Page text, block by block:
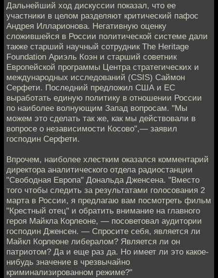
Дальнейший ход дискуссии показал, что ее
участники в целом разделяют критический пафос
Андрея Илларионова. Негативную оценку
сложившейся в России политической системе дали
также старший научный сотрудник The Heritage
Foundation Ариэль Коэн и старший советник
Европейской программы Центра стратегических и
международных исследований (CSIS) Саймон
Серфети. Последний предложил США и ЕС
выработать единую политику в отношении России
по наиболее волнующим Запад вопросам. "Мы
можем это сделать так же, как мы действовали в
вопросе о независимости Косово",— заявил
господин Серфети.
Впрочем, наиболее хлестким оказался комментарий
директора аналитического отдела радиостанции
"Свободная Европа" Дональда Дженсена. "Вместо
того чтобы следить за результатами голосования 2
марта в России, я предлагаю вам посмотреть фильм
"Крестный отец" и обратить внимание на главного
героя Майкла Корлеоне, — посоветовал аудитории
господин Дженсен. — Спросите себя, является ли
Майкл Корлеоне либералом? Является ли он
патриотом? Да и еще раз да. Но имеет ли это какое-
нибудь значение в чрезвычайно
криминализированном режиме?"